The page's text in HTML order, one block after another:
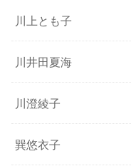
川上とも子
川井田夏海
川澄綾子
巽悠衣子